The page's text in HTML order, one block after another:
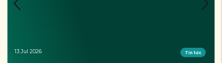
13 Jul 2026 Tin tức